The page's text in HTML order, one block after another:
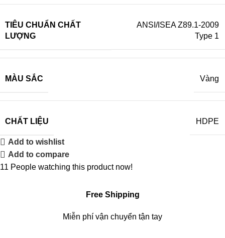
TIÊU CHUẨN CHẤT
LƯỢNG
ANSI/ISEA Z89.1-2009
Type 1
MÀU SẮC Vàng
CHẤT LIỆU HDPE
Add to wishlist
Add to compare
11 People watching this product now!
Free Shipping
Miễn phí vận chuyển tận tay